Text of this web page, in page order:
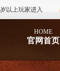
以上玩家进入
HOME
官网首页